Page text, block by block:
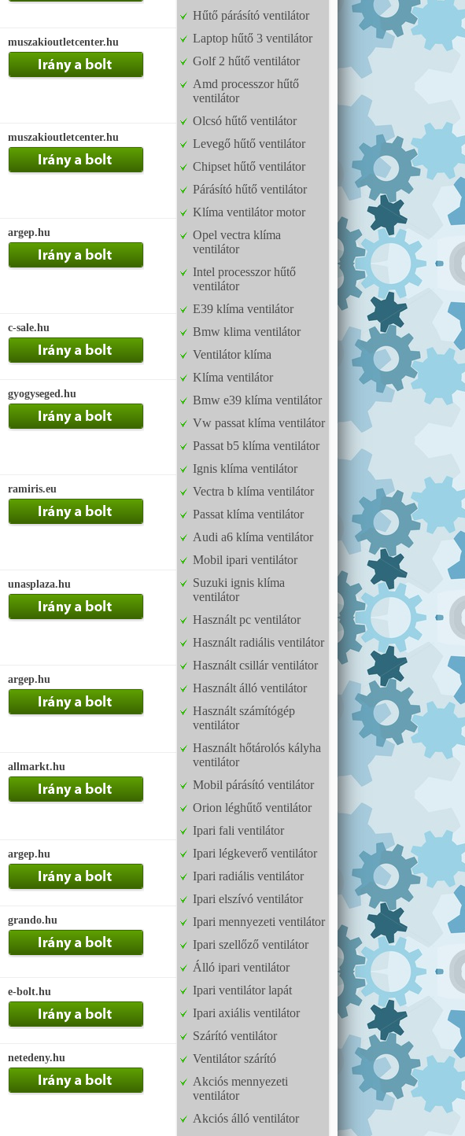
muszakioutletcenter.hu
muszakioutletcenter.hu
argep.hu
c-sale.hu
gyogyseged.hu
ramiris.eu
unasplaza.hu
argep.hu
allmarkt.hu
argep.hu
grando.hu
e-bolt.hu
netedeny.hu
Hűtő párásító ventilátor
Laptop hűtő 3 ventilátor
Golf 2 hűtő ventilátor
Amd processzor hűtő
ventilátor
Olcsó hűtő ventilátor
Levegő hűtő ventilátor
Chipset hűtő ventilátor
Párásító hűtő ventilátor
Klíma ventilátor motor
Opel vectra klíma
ventilátor
Intel processzor hűtő
ventilátor
E39 klíma ventilátor
Bmw klima ventilátor
Ventilátor klíma
Klíma ventilátor
Bmw e39 klíma ventilátor
Vw passat klíma ventilátor
Passat b5 klíma ventilátor
Ignis klíma ventilátor
Vectra b klíma ventilátor
Passat klíma ventilátor
Audi a6 klíma ventilátor
Mobil ipari ventilátor
Suzuki ignis klíma
ventilátor
Használt pc ventilátor
Használt radiális ventilátor
Használt csillár ventilátor
Használt álló ventilátor
Használt számítógép
ventilátor
Használt hőtárolós kályha
ventilátor
Mobil párásító ventilátor
Orion léghűtő ventilátor
Ipari fali ventilátor
Ipari légkeverő ventilátor
Ipari radiális ventilátor
Ipari elszívó ventilátor
Ipari mennyezeti ventilátor
Ipari szellőző ventilátor
Álló ipari ventilátor
Ipari ventilátor lapát
Ipari axiális ventilátor
Szárító ventilátor
Ventilátor szárító
Akciós mennyezeti
ventilátor
Akciós álló ventilátor